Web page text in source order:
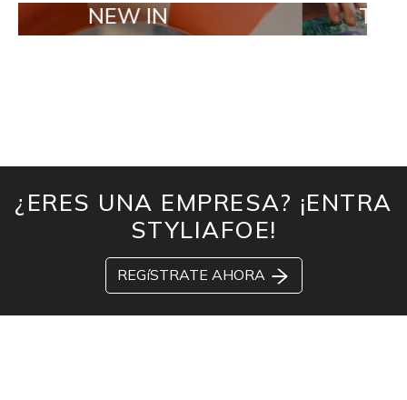
IN TAILOR MADE
¿ERES UNA EMPRESA? ¡ENTRA
STYLIAFOE!
REGíSTRATE AHORA